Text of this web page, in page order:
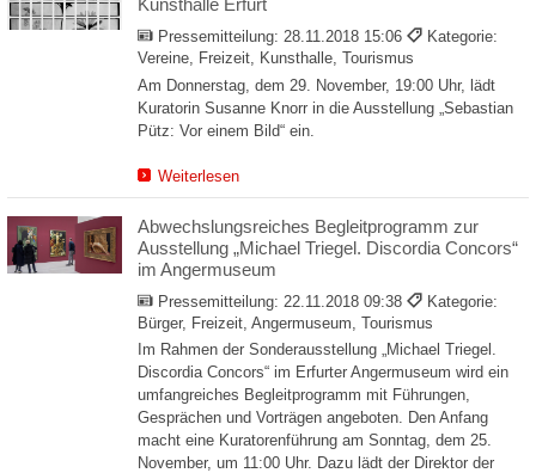
Kunsthalle Erfurt
Pressemitteilung: 28.11.2018 15:06
Kategorie:
Vereine, Freizeit, Kunsthalle, Tourismus
Am Donnerstag, dem 29. November, 19:00 Uhr, lädt
Kuratorin Susanne Knorr in die Ausstellung „Sebastian
Pütz: Vor einem Bild“ ein.
Weiterlesen
Abwechslungsreiches Begleitprogramm zur
Ausstellung „Michael Triegel. Discordia Concors“
im Angermuseum
Pressemitteilung: 22.11.2018 09:38
Kategorie:
Bürger, Freizeit, Angermuseum, Tourismus
Im Rahmen der Sonderausstellung „Michael Triegel.
Discordia Concors“ im Erfurter Angermuseum wird ein
umfangreiches Begleitprogramm mit Führungen,
Gesprächen und Vorträgen angeboten. Den Anfang
macht eine Kuratorenführung am Sonntag, dem 25.
November, um 11:00 Uhr. Dazu lädt der Direktor der